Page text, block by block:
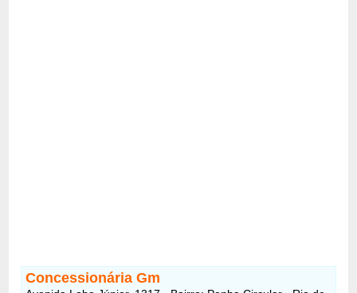
Concessionária Gm